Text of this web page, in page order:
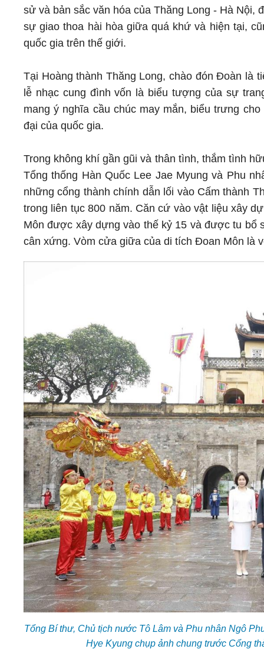
sử và bản sắc văn hóa của Thăng Long - Hà Nội,
sự giao thoa hài hòa giữa quá khứ và hiện tại,
quốc gia trên thế giới.
Tại Hoàng thành Thăng Long, chào đón Đoàn là
lễ nhạc cung đình vốn là biểu tượng của sự
mang ý nghĩa cầu chúc may mắn, biểu trưng
đại của quốc gia.
Trong không khí gần gũi và thân tình, thắm tình
Tổng thống Hàn Quốc Lee Jae Myung và Phu
những cổng thành chính dẫn lối vào Cấm thành
trong liên tục 800 năm. Căn cứ vào vật liệu xây
Môn được xây dựng vào thế kỷ 15 và được tu
cân xứng. Vòm cửa giữa của di tích Đoan Môn là
Tổng Bí thư, Chủ tịch nước Tô Lâm và Phu nhân Ngô
Hye Kyung chụp ảnh chung trước Cổng